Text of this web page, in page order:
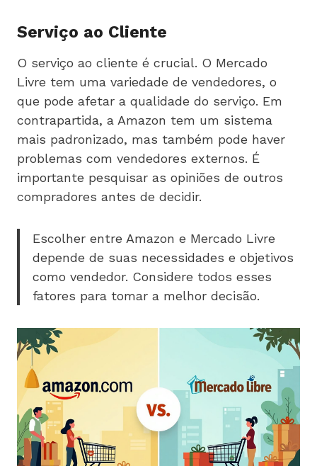
Serviço ao Cliente
O serviço ao cliente é crucial. O Mercado
Livre tem uma variedade de vendedores, o
que pode afetar a qualidade do serviço. Em
contrapartida, a Amazon tem um sistema
mais padronizado, mas também pode haver
problemas com vendedores externos. É
importante pesquisar as opiniões de outros
compradores antes de decidir.
Escolher entre Amazon e Mercado Livre
depende de suas necessidades e objetivos
como vendedor. Considere todos esses
fatores para tomar a melhor decisão.